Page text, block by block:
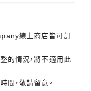
線上商店皆可訂
的情況，將不適用此
，敬請留意。